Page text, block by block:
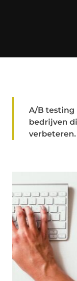
A/B testing
bedrijven